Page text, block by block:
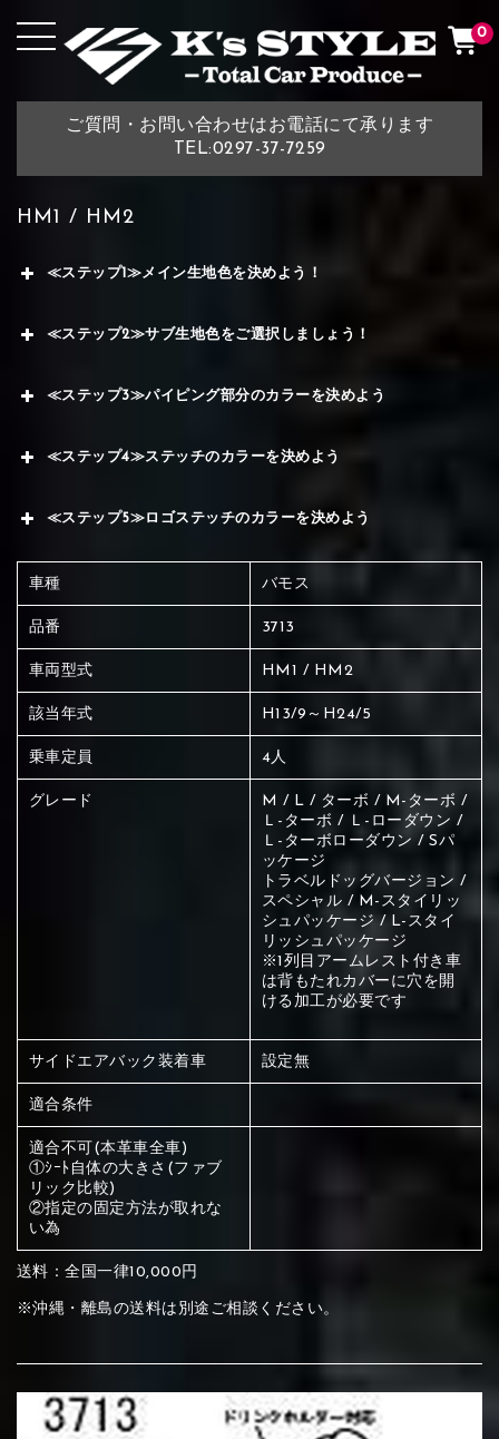
ご質問・お問い合わせはお電話にて承ります
TEL:0297-37-7259
0
HM1 / HM2
≪ステップ1≫メイン生地色を決めよう！
赤く塗られている場所を選択
メイン生地は下記16種類からご選択ください。
④Brown ⑤Dark Brown ⑥Yellow
≪ステップ2≫サブ生地色をご選択しましょう！
赤く塗られている部分にカラ
ー選択ください
サブ生地は下記16種類からご選択ください。
①Beige ②Gray
≪ステップ3≫パイピング部分のカラーを決めよう
赤く塗られている場所を選択
ください
刺繍は下記21種類からご選択ください。
①Beige ②Gray
≪ステップ4≫ステッチのカラーを決めよう
赤く塗られている場所を選択
ください
≪ステップ5≫ロゴステッチのカラーを決めよう
赤く塗られている場所を選択
ください
車種 バモス
品番 3713
車両型式 HM1 / HM2
該当年式 H13/9～H24/5
乗車定員 4人
グレード
M / L / ターボ / M-ターボ /
Ｌ-ターボ / Ｌ-ローダウン /
Ｌ-ターボローダウン / Sパ
ッケージ
トラベルドッグバージョン /
スペシャル / M-スタイリッ
シュパッケージ / L-スタイ
リッシュパッケージ
※1列目アームレスト付き車
は背もたれカバーに穴を開
ける加工が必要です
サイドエアバック装着車 設定無
適合条件
適合不可(本革車全車)
①ｼｰﾄ自体の大きさ(ファブ
リック比較)
②指定の固定方法が取れな
い為
送料：全国一律10,000円
※沖縄・離島の送料は別途ご相談ください。